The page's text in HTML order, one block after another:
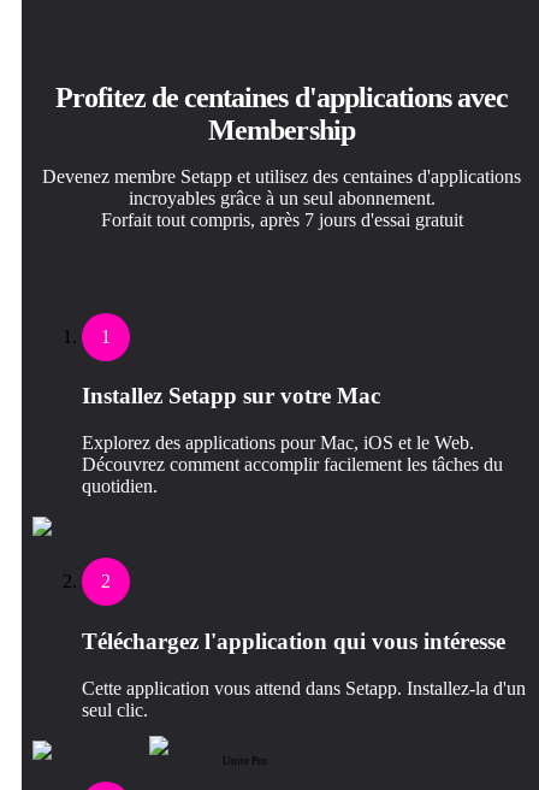
Profitez de centaines d'applications avec
Membership
Devenez membre Setapp et utilisez des centaines d'applications
incroyables grâce à un seul abonnement.
Forfait tout compris, après 7 jours d'essai gratuit
1
Installez Setapp sur votre Mac
Explorez des applications pour Mac, iOS et le Web.
Découvrez comment accomplir facilement les tâches du
quotidien.
2
Téléchargez l'application qui vous intéresse
Cette application vous attend dans Setapp. Installez-la d'un
seul clic.
Unite Pro